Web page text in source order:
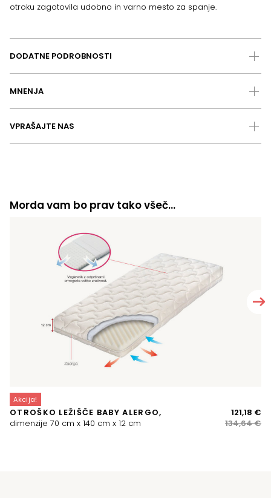
otroku zagotovila udobno in varno mesto za spanje.
DODATNE PODROBNOSTI
MNENJA
VPRAŠAJTE NAS
Morda vam bo prav tako všeč…
Akcija!
OTROŠKO LEŽIŠČE BABY ALERGO,
dimenzije 70 cm x 140 cm x 12 cm
134,64€
121,18 €